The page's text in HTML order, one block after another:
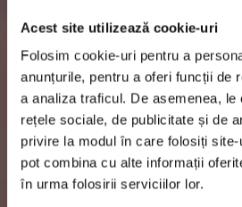
Acest site utilizează cookie-uri
Folosim cookie-uri pentru a
anunțurile, pentru a oferi funcții de
a analiza traficul. De asemenea, le
rețele sociale, de publicitate și de
privire la modul în care folosiți
pot combina cu alte informații
în urma folosirii serviciilor lor.